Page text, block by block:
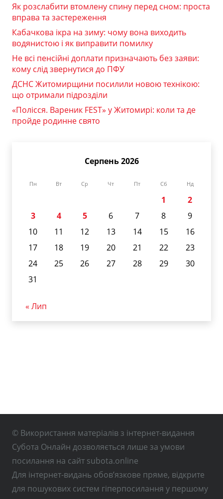
Як розслабити втомлену спину перед сном: проста
вправа та застереження
Кабачкова ікра на зиму: чому вона виходить
водянистою і як виправити помилку
Не всі пенсійні доплати призначають без заяви:
кому слід звернутися до ПФУ
ДСНС Житомирщини посилили новою технікою:
що отримали підрозділи
«Полісся. Вареник FEST» у Житомирі: коли та де
пройде родинне свято
Серпень 2026
Пн Вт Ср Чт Пт Сб Нд
1
2
3
4 5 6 7 8
9
10
11 12 13 14 15
16
17
18 19 20 21 22
23
24
25 26 27 28 29
30
31
« Лип
© Використання матеріалів з інтернет-видання
Субота Онлайн дозволяється лише за умови
посилання на сайт subota.online
Для інтернет-видань обов’язкове пряме, відкрите
для пошукових систем гіперпосилання у першому